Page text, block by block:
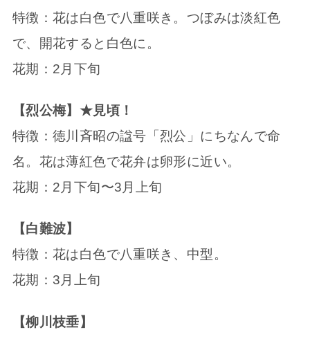
特徴：花は白色で八重咲き。つぼみは淡紅色
で、開花すると白色に。
花期：2月下旬
【烈公梅】★見頃！
特徴：徳川斉昭の諡号「烈公」にちなんで命
名。花は薄紅色で花弁は卵形に近い。
花期：2月下旬〜3月上旬
【白難波】
特徴：花は白色で八重咲き、中型。
花期：3月上旬
【柳川枝垂】